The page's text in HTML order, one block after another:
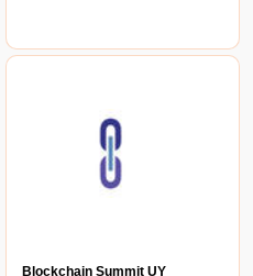
Blockchain Summit UY